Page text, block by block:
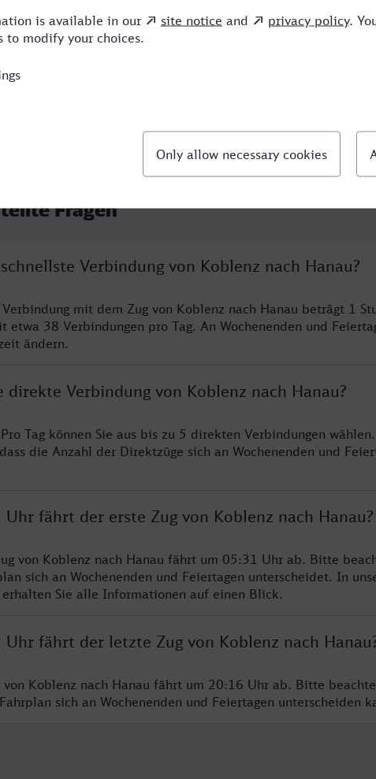
2:53 3 VLX,RE,TR
Fragen
Verbindung von Koblenz nach Hanau?
mit dem Zug von Koblenz nach Hanau beträgt 1
etwa 38 Verbindungen pro Tag. An Wochenenden und
ändern.
direkte Verbindung von Koblenz nach Hanau?
Tag können Sie aus bis zu 5 direkten Verbindungen
die Anzahl der Direktzüge sich an Wochenenden und
Uhr fährt der erste Zug von Koblenz nach Hanau?
von Koblenz nach Hanau fährt um 05:31 Uhr ab. Bitte
sich an Wochenenden und Feiertagen unterscheidet. In
erhalten Sie alle Informationen auf einen Blick.
Uhr fährt der letzte Zug von Koblenz nach
Koblenz nach Hanau fährt um 20:16 Uhr ab. Bitte
sich an Wochenenden und Feiertagen unterscheiden